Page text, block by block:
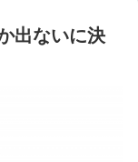
出ないに決